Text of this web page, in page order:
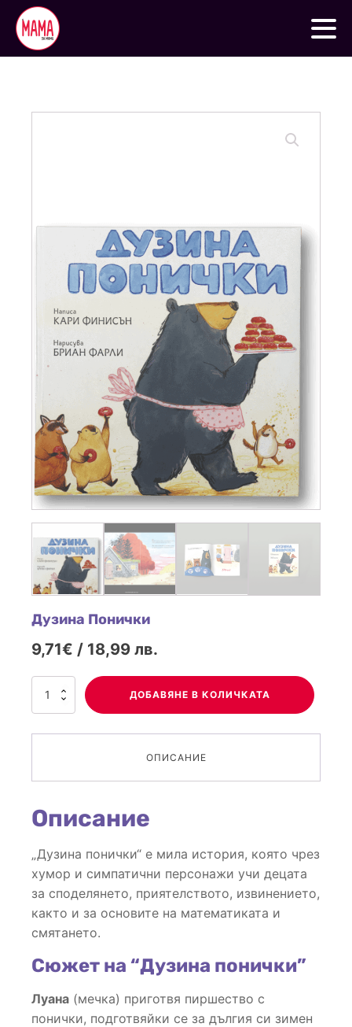
Дузина Понички
9,71€ / 18,99 лв.
количество
за
Дузина
ДОБАВЯНЕ В КОЛИЧКАТА
ОПИСАНИЕ
Описание
„Дузина понички“ е мила история, която чрез
хумор и симпатични персонажи учи децата
за споделянето, приятелството, извинението,
както и за основите на математиката и
смятането.
Сюжет на “Дузина понички”
Луана (мечка) приготвя пиршество с
понички, подготвяйки се за дългия си зимен